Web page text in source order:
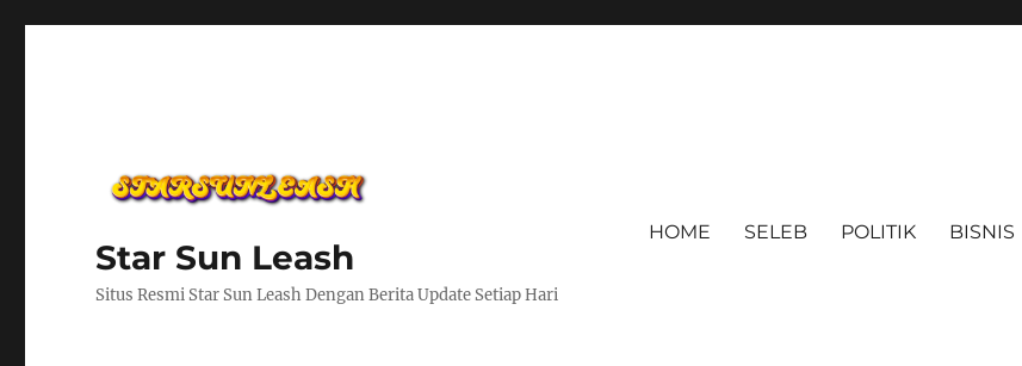
Star Sun Leash
Situs Resmi Star Sun Leash Dengan Berita Update Setiap Hari
HOME SELEB POLITIK BISNIS